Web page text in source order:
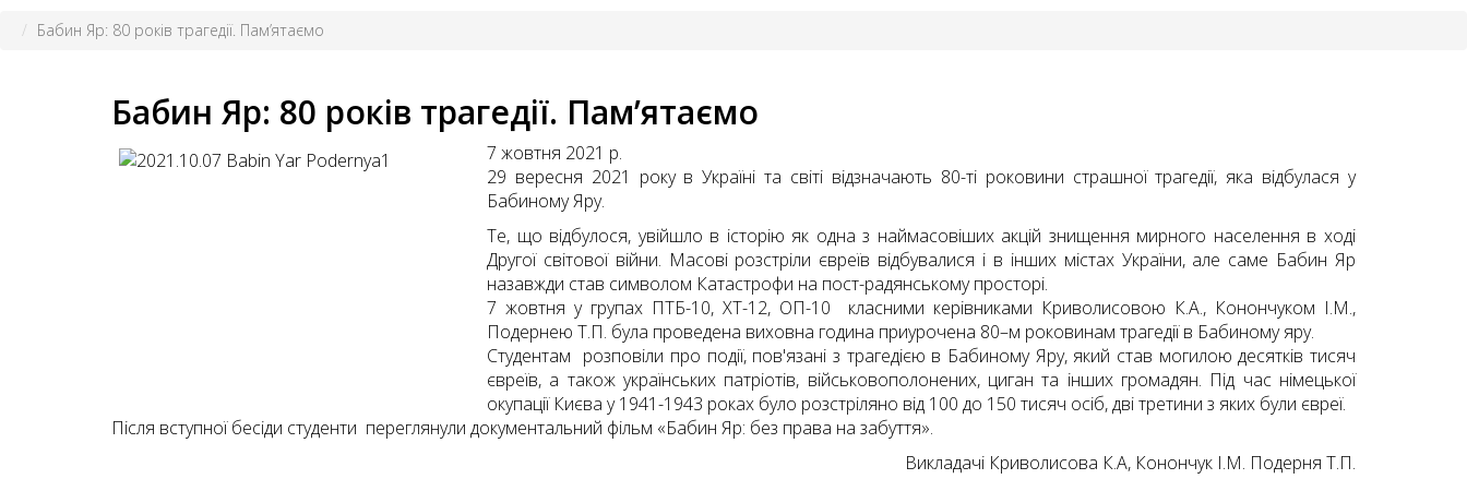
Бабин Яр: 80 років трагедії. Пам’ятаємо
Бабин Яр: 80 років трагедії. Пам’ятаємо
7 жовтня 2021 р.
29 вересня 2021 року в Україні та світі відзначають 80-ті роковини страшної трагедії, яка відбулася у
Бабиному Яру.
Те, що відбулося, увійшло в історію як одна з наймасовіших акцій знищення мирного населення в ході
Другої світової війни. Масові розстріли євреїв відбувалися і в інших містах України, але саме Бабин Яр
назавжди став символом Катастрофи на пост-радянському просторі.
7 жовтня у групах ПТБ-10, ХТ-12, ОП-10 класними керівниками Криволисовою К.А., Конончуком І.М.,
Подернею Т.П. була проведена виховна година приурочена 80–м роковинам трагедії в Бабиному яру.
Студентам розповіли про події, пов'язані з трагедією в Бабиному Яру, який став могилою десятків тисяч
євреїв, а також українських патріотів, військовополонених, циган та інших громадян. Під час німецької
окупації Києва у 1941-1943 роках було розстріляно від 100 до 150 тисяч осіб, дві третини з яких були євреї.
Після вступної бесіди студенти переглянули документальний фільм «Бабин Яр: без права на забуття».
Викладачі Криволисова К.А, Конончук І.М. Подерня Т.П.